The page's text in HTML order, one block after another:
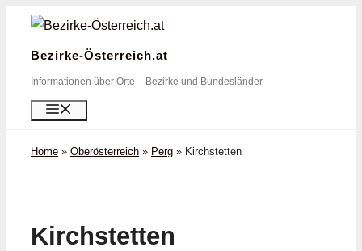
Zum
springen
Bezirke-Österreich.at
Informationen über Orte – Bezirke und Bundesländer
Home » Oberösterreich » Perg » Kirchstetten
Kirchstetten